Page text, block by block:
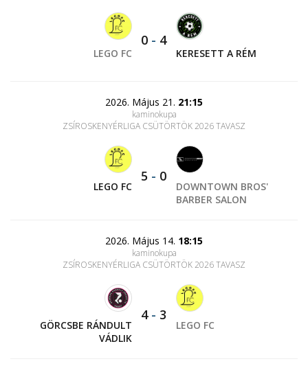
LEGO FC
0 - 4
KERESETT A RÉM
2026. Május 21. 21:15
kaminokupa
ZSÍROSKENYÉRLIGA CSÜTÖRTÖK 2026 TAVASZ
LEGO FC
5 - 0
DOWNTOWN BROS'
BARBER SALON
2026. Május 14. 18:15
kaminokupa
ZSÍROSKENYÉRLIGA CSÜTÖRTÖK 2026 TAVASZ
GÖRCSBE RÁNDULT
VÁDLIK
4- 3
LEGO FC